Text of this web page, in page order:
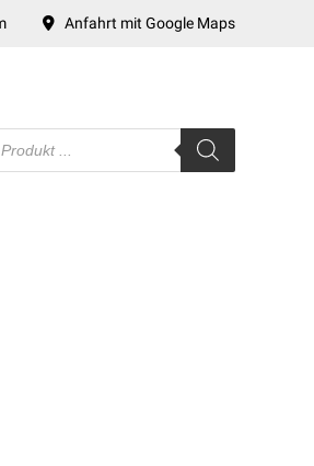
Anfahrt mit Google Maps